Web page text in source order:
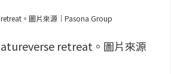
retreat。圖片來源｜Pasona Group